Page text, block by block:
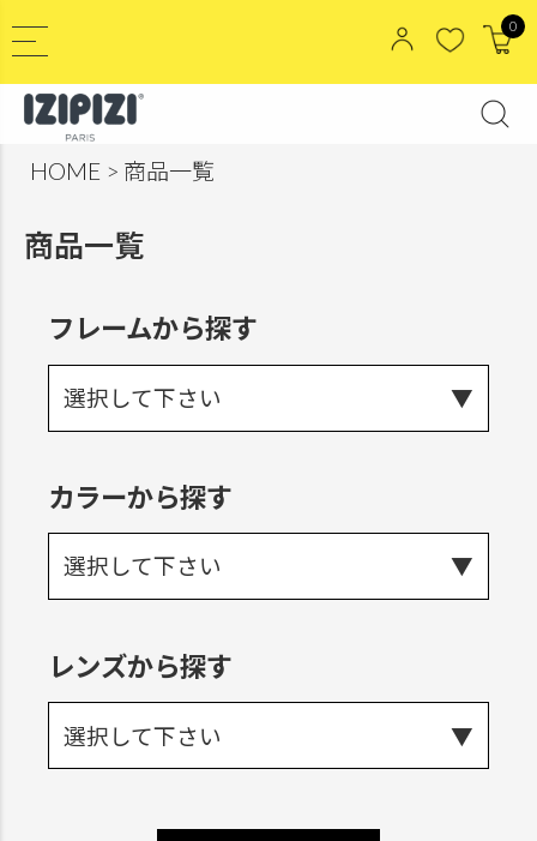
0
HOME 商品一覧
商品一覧
フレームから探す
選択して下さい
カラーから探す
選択して下さい
レンズから探す
選択して下さい